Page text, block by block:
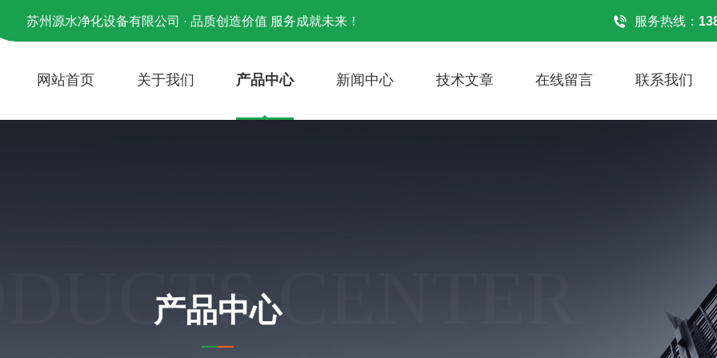
苏州源水净化设备有限公司 · 品质创造价值 服务成就未来！ 服务热线：
网站首页 关于我们 产品中心 新闻中心 技术文章 在线留言 联系我们
CENTER
产品中心